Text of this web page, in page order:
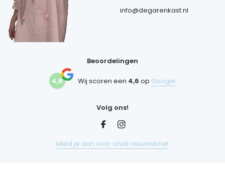
info@degarenkast.nl
Beoordelingen
4,6 Wij scoren een 4,6 op Google
Volg ons!
Meld je aan voor onze nieuwsbrief